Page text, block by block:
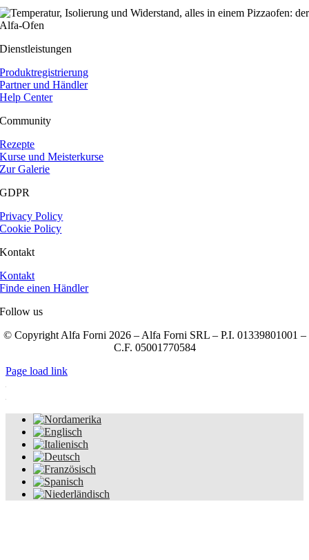
Dienstleistungen
Produktregistrierung
Partner und Händler
Help Center
Community
Rezepte
Kurse und Meisterkurse
Zur Galerie
GDPR
Privacy Policy
Cookie Policy
Kontakt
Kontakt
Finde einen Händler
Follow us
© Copyright Alfa Forni 2026 – Alfa Forni SRL – P.I. 01339801001 –
C.F. 05001770584
Page load link